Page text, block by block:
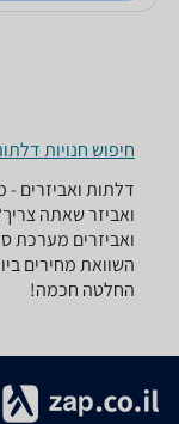
חיפוש חנויות
ואביזר שאתה
ואביזרים מערכת
השוואת מחירים
החלטה חכמה!